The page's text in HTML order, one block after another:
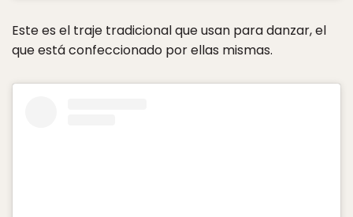
Este es el traje tradicional que usan para danzar, el
que está confeccionado por ellas mismas.